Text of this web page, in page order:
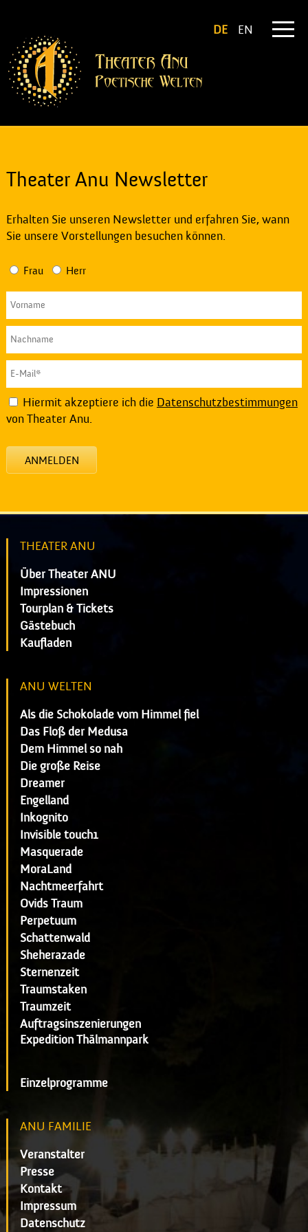
DE EN
Theater Anu Newsletter
Erhalten Sie unseren Newsletter und erfahren Sie, wann
Sie unsere Vorstellungen besuchen können.
Frau Herr
Hiermit akzeptiere ich die Datenschutzbestimmungen
von Theater Anu.
ANMELDEN
THEATER ANU
Über Theater ANU
Impressionen
Tourplan & Tickets
Gästebuch
Kaufladen
ANU WELTEN
Als die Schokolade vom Himmel fiel
Das Floß der Medusa
Dem Himmel so nah
Die große Reise
Dreamer
Engelland
Inkognito
Invisible touch1
Masquerade
MoraLand
Nachtmeerfahrt
Ovids Traum
Perpetuum
Schattenwald
Sheherazade
Sternenzeit
Traumstaken
Traumzeit
Auftragsinszenierungen
Expedition Thälmannpark
Einzelprogramme
ANU FAMILIE
Veranstalter
Presse
Kontakt
Impressum
Datenschutz